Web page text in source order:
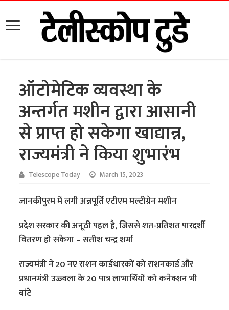
ऑटोमेटिक व्यवस्था के
अन्तर्गत मशीन द्वारा आसानी
से प्राप्त हो सकेगा खाद्यान्न,
राज्यमंत्री ने किया शुभारंभ
Telescope Today March 15, 2023
जानकीपुरम में लगी अन्नपूर्ति एटीएम मल्टीग्रेन मशीन
प्रदेश सरकार की अनूठी पहल है, जिससे शत-प्रतिशत पारदर्शी
वितरण हो सकेगा – सतीश चन्द्र शर्मा
राज्यमंत्री ने 20 नए राशन कार्डधारकों को राशनकार्ड और
प्रधानमंत्री उज्ज्वला के 20 पात्र लाभार्थियों को कनेक्शन भी
बांटे